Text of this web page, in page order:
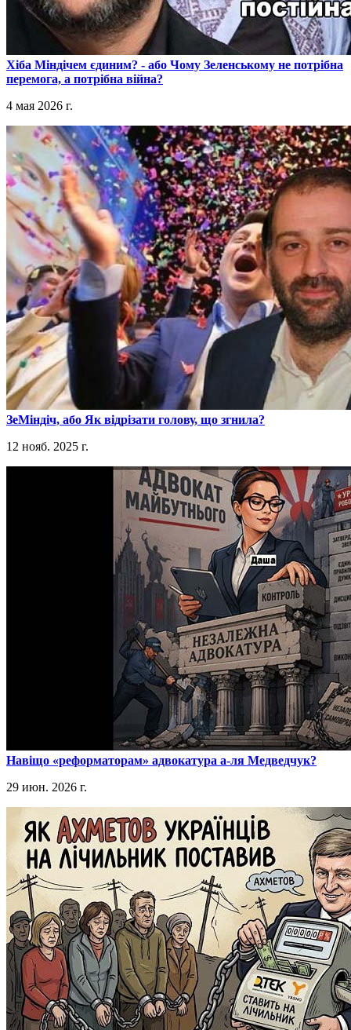
​Хіба Міндічем єдиним? - або Чому Зеленському не потрібна
перемога, а потрібна війна?
4 мая 2026 г.
​ЗеМіндіч, або Як відрізати голову, що згнила?
12 нояб. 2025 г.
​Навіщо «реформаторам» адвокатура а-ля Медведчук?
29 июн. 2026 г.